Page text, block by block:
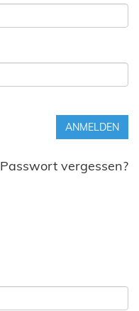
ANMELDEN
Passwort vergessen?